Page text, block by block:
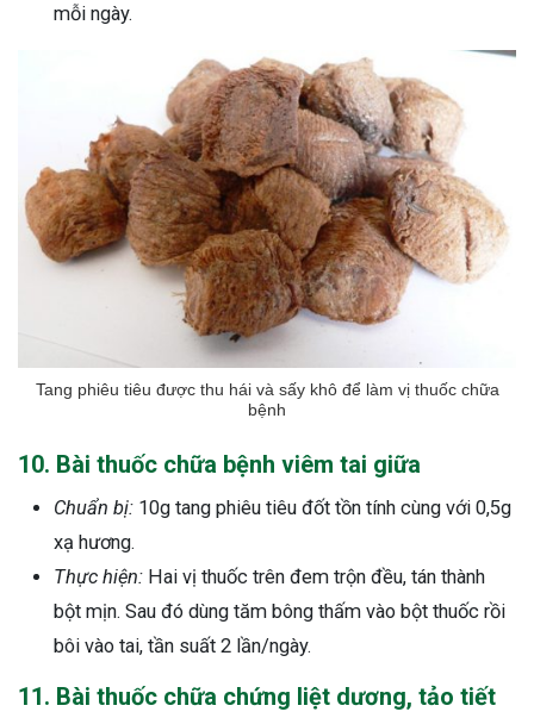
mỗi ngày.
Tang phiêu tiêu được thu hái và sấy khô để làm vị thuốc chữa
bệnh
10. Bài thuốc chữa bệnh viêm tai giữa
Chuẩn bị: 10g tang phiêu tiêu đốt tồn tính cùng với 0,5g
xạ hương.
Thực hiện: Hai vị thuốc trên đem trộn đều, tán thành
bột mịn. Sau đó dùng tăm bông thấm vào bột thuốc rồi
bôi vào tai, tần suất 2 lần/ngày.
11. Bài thuốc chữa chứng liệt dương, tảo tiết